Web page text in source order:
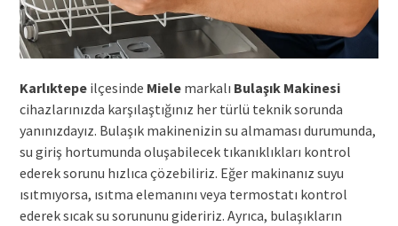
Karlıktepeilçesinde Mielemarkalı Bulaşık Makinesi
cihazlarınızda karşılaştığınız her türlü teknik sorunda
yanınızdayız. Bulaşık makinenizin su almaması durumunda,
su giriş hortumunda oluşabilecek tıkanıklıkları kontrol
ederek sorunu hızlıca çözebiliriz. Eğer makinanız suyu
ısıtmıyorsa, ısıtma elemanını veya termostatı kontrol
ederek sıcak su sorununu gideririz. Ayrıca, bulaşıkların